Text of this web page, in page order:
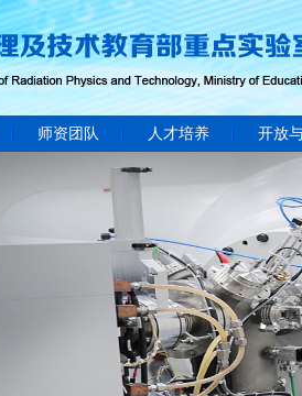
师资团队 人才培养 开放